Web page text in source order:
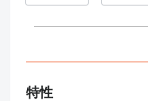
特性